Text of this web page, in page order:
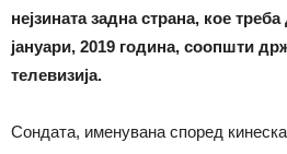
нејзината задна страна, кое
јануари, 2019 година, соопшти
телевизија.
Сондата, именувана според